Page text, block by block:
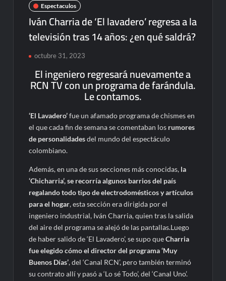
Espectaculos
Iván Charria de ‘El lavadero’ regresa a la
televisión tras 14 años: ¿en qué saldrá?
octubre 31, 2023
El ingeniero regresará nuevamente a
RCN TV con un programa de farándula.
Le contamos.
‘El Lavadero’fue un afamado programa de chismes en
el que cada fin de semana se comentaban los rumores
de personalidadesdel mundo del espectáculo
colombiano.
Además, en una de sus secciones más conocidas, la
‘Chicharria’, se recorría algunos barrios del país
regalando todo tipo de electrodomésticos y artículos
para el hogar, esta sección era dirigida por el
ingeniero industrial, Iván Charria, quien tras la salida
del aire del programa se alejó de las pantallas.Luego
de haber salido de ‘El Lavadero’, se supo queCharria
fue elegido cómo el director del programa ‘Muy
Buenos Días’, del ‘Canal RCN’, pero también terminó
su contrato allí y pasó a ‘Lo sé Todo’, del ‘Canal Uno’.